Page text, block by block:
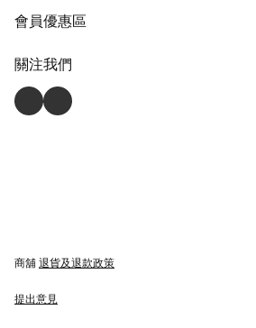
會員優惠區
關注我們
商舖 退貨及退款政策
提出意見